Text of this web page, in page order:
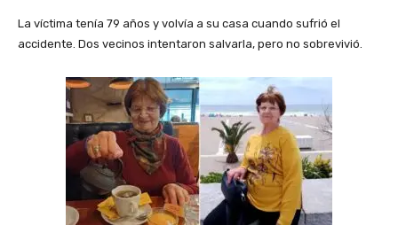
La víctima tenía 79 años y volvía a su casa cuando sufrió el
accidente. Dos vecinos intentaron salvarla, pero no sobrevivió.